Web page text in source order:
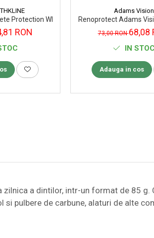
Protection Whitening Pasta de dinți, 75 ml
RON
Adams Vision
Renoprotect Adams
73,00 RON68,08
IN STOC
Adauga in cos
a dintilor, intr-un format de 85 g.
pulbere de carbune, alaturi de alte